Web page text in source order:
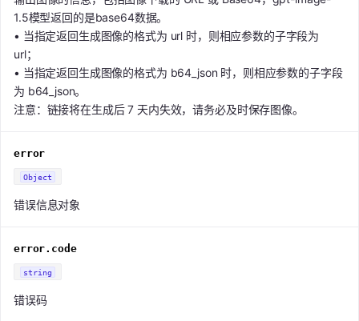
1.5模型返回的是base64数据。
• 当指定返回生成图像的格式为 url 时，则相应参数的子字段为
url；
• 当指定返回生成图像的格式为 b64_json 时，则相应参数的子字段
为 b64_json。
注意：链接将在生成后 7 天内失效，请务必及时保存图像。
error
Object
错误信息对象
error.code
string
错误码